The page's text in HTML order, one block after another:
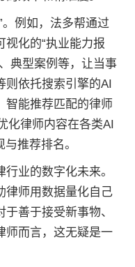
例如，法多帮通过
化的“执业能力报
典型案例等，让当事
则依托搜索引擎的AI
智能推荐匹配的律师
化律师内容在各类AI
推荐排名。
业的数字化未来。
律师用数据量化自己
善于接受新事物、
师而言，这无疑是一